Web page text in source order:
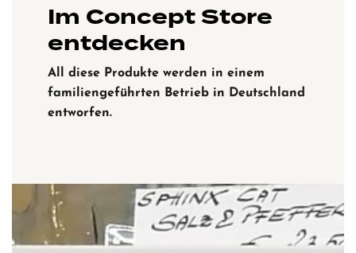
Im Concept Store
entdecken
All diese Produkte werden in einem
familiengeführten Betrieb in Deutschland
entworfen.